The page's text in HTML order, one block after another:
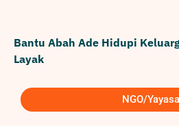
Bantu Abah Ade Hidupi
Layak
NGO/